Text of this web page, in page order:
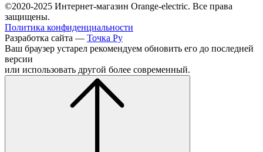
©2020-2025 Интернет-магазин Orange-electric. Все права
защищены.
Политика конфиденциальности
Разработка сайта — Точка Ру
Ваш браузер устарел рекомендуем обновить его до последней
версии
или использовать другой более современный.